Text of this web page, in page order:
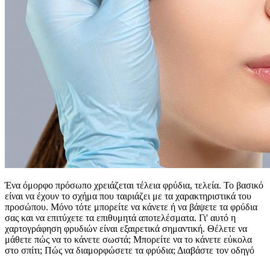
Ένα όμορφο πρόσωπο χρειάζεται τέλεια φρύδια, τελεία. Το βασικό
είναι να έχουν το σχήμα που ταιριάζει με τα χαρακτηριστικά του
προσώπου. Μόνο τότε μπορείτε να κάνετε ή να βάψετε τα φρύδια
σας και να επιτύχετε τα επιθυμητά αποτελέσματα. Γι' αυτό η
χαρτογράφηση φρυδιών είναι εξαιρετικά σημαντική. Θέλετε να
μάθετε πώς να το κάνετε σωστά; Μπορείτε να το κάνετε εύκολα
στο σπίτι; Πώς να διαμορφώσετε τα φρύδια; Διαβάστε τον οδηγό